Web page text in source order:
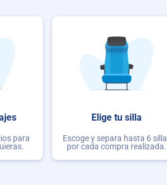
para
Elige tu silla
Escoge y separa hasta 6
por cada compra realizada.